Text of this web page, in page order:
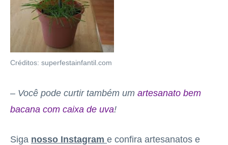
Créditos: superfestainfantil.com
– Você pode curtir também um artesanato bem
bacana com caixa de uva!
Siga nosso Instagram e confira artesanatos e